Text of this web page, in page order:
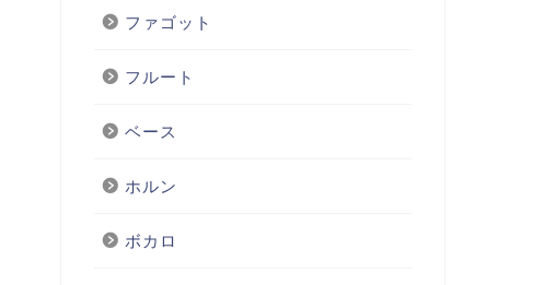
ファゴット
フルート
ベース
ホルン
ボカロ